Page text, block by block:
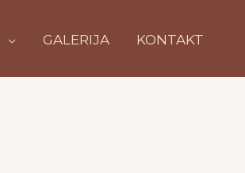
GALERIJA KONTAKT